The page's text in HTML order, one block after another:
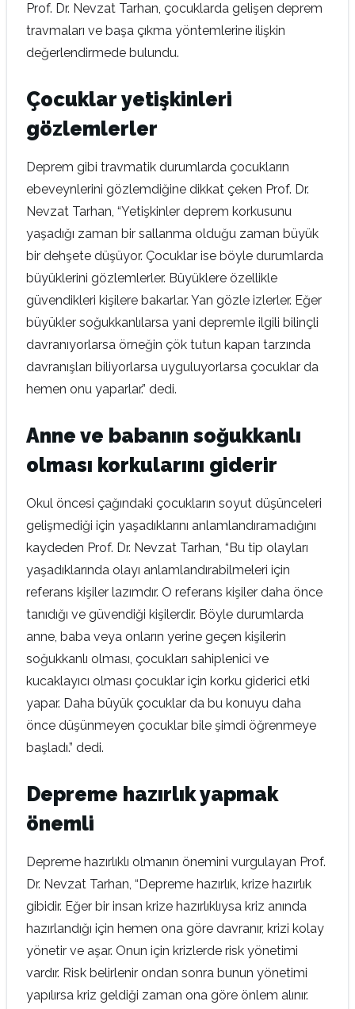
Prof. Dr. Nevzat Tarhan, çocuklarda gelişen deprem
travmaları ve başa çıkma yöntemlerine ilişkin
değerlendirmede bulundu.
Çocuklar yetişkinleri
gözlemlerler
Deprem gibi travmatik durumlarda çocukların
ebeveynlerini gözlemdiğine dikkat çeken Prof. Dr.
Nevzat Tarhan, “Yetişkinler deprem korkusunu
yaşadığı zaman bir sallanma olduğu zaman büyük
bir dehşete düşüyor. Çocuklar ise böyle durumlarda
büyüklerini gözlemlerler. Büyüklere özellikle
güvendikleri kişilere bakarlar. Yan gözle izlerler. Eğer
büyükler soğukkanlılarsa yani depremle ilgili bilinçli
davranıyorlarsa örneğin çök tutun kapan tarzında
davranışları biliyorlarsa uyguluyorlarsa çocuklar da
hemen onu yaparlar.” dedi.
Anne ve babanın soğukkanlı
olması korkularını giderir
Okul öncesi çağındaki çocukların soyut düşünceleri
gelişmediği için yaşadıklarını anlamlandıramadığını
kaydeden Prof. Dr. Nevzat Tarhan, “Bu tip olayları
yaşadıklarında olayı anlamlandırabilmeleri için
referans kişiler lazımdır. O referans kişiler daha önce
tanıdığı ve güvendiği kişilerdir. Böyle durumlarda
anne, baba veya onların yerine geçen kişilerin
soğukkanlı olması, çocukları sahiplenici ve
kucaklayıcı olması çocuklar için korku giderici etki
yapar. Daha büyük çocuklar da bu konuyu daha
önce düşünmeyen çocuklar bile şimdi öğrenmeye
başladı.” dedi.
Depreme hazırlık yapmak
önemli
Depreme hazırlıklı olmanın önemini vurgulayan Prof.
Dr. Nevzat Tarhan, “Depreme hazırlık, krize hazırlık
gibidir. Eğer bir insan krize hazırlıklıysa kriz anında
hazırlandığı için hemen ona göre davranır, krizi kolay
yönetir ve aşar. Onun için krizlerde risk yönetimi
vardır. Risk belirlenir ondan sonra bunun yönetimi
yapılırsa kriz geldiği zaman ona göre önlem alınır.